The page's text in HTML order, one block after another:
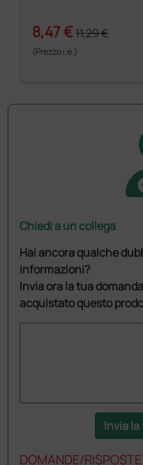
8,47 €11,29 €
(Prezzo i.e.)
Chiedi a un collega
Hai ancora qualche
informazioni?
Invia ora la tua
acquistato questo
Invia
DOMANDE/RISPOSTE